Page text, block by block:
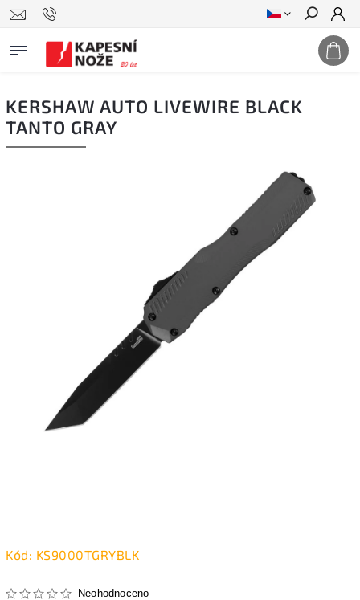
Hledat
KERSHAW AUTO LIVEWIRE BLACK
TANTO GRAY
Kód: KS9000TGRYBLK
Neohodnoceno